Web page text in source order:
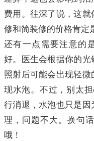
费用。往深了说，这
修和简装修的价格肯定
还有一点需要注意的
好。医生会根据你的
照射后可能会出现轻
现水泡。不过，别太
行消退，水泡也只是
理，问题不大。换句
哦！